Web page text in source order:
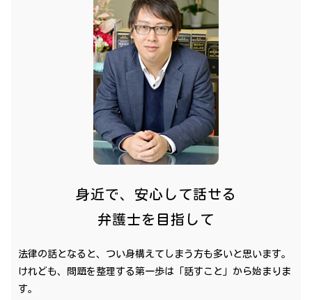
身近で、安心して話せる
弁護士を目指して
法律の話となると、つい身構えてしまう方も多いと思います。
けれども、問題を整理する第一歩は「話すこと」から始まりま
す。